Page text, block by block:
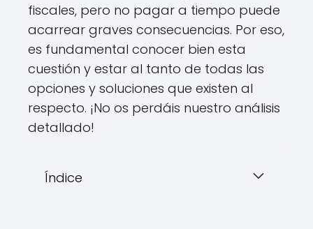
fiscales, pero no pagar a tiempo puede
acarrear graves consecuencias. Por eso,
es fundamental conocer bien esta
cuestión y estar al tanto de todas las
opciones y soluciones que existen al
respecto. ¡No os perdáis nuestro análisis
detallado!
Índice